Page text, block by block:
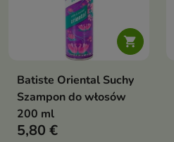

Batiste Oriental Suchy
Szampon do włosów
200 ml
5,80 €